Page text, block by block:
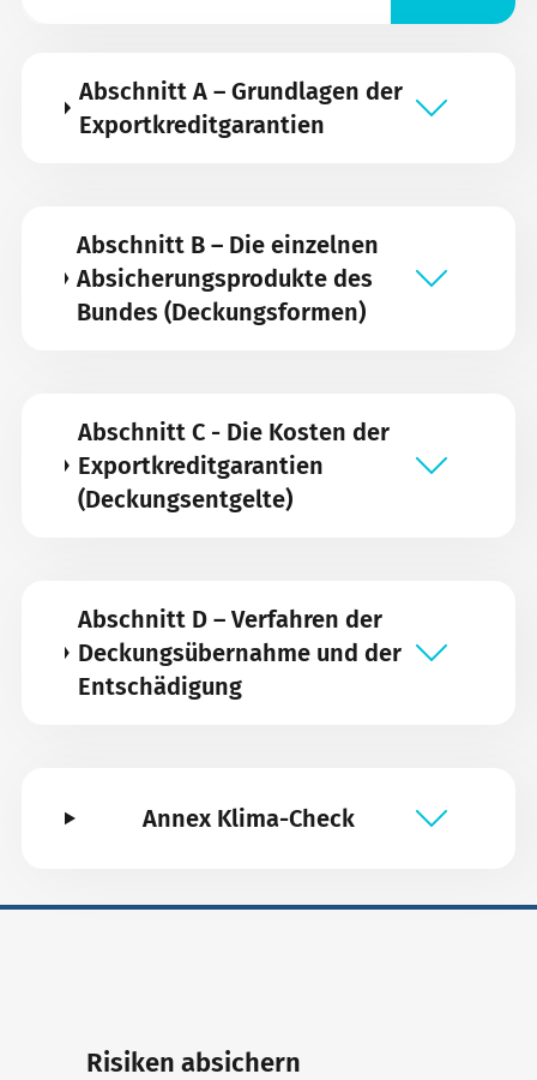
Abschnitt A – Grundlagen der
Exportkreditgarantien
Abschnitt B – Die einzelnen
Absicherungsprodukte des
Bundes (Deckungsformen)
Abschnitt C - Die Kosten der
Exportkreditgarantien
(Deckungsentgelte)
Abschnitt D – Verfahren der
Deckungsübernahme und der
Entschädigung
Annex Klima-Check
Risiken absichern